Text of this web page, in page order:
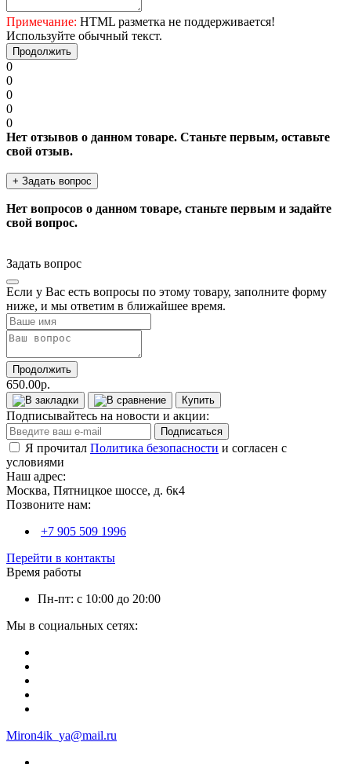
Примечание: HTML разметка не поддерживается!
Используйте обычный текст.
Продолжить
0
0
0
0
0
Нет отзывов о данном товаре. Станьте первым, оставьте
свой отзыв.
+ Задать вопрос
Нет вопросов о данном товаре, станьте первым и задайте
свой вопрос.
Задать вопрос
Если у Вас есть вопросы по этому товару, заполните форму
ниже, и мы ответим в ближайшее время.
Продолжить
650.00р.
Купить
Подписывайтесь на новости и акции:
Подписаться
Я прочитал Политика безопасности и согласен с
условиями
Наш адрес:
Москва, Пятницкое шоссе, д. 6к4
Позвоните нам:
+7 905 509 1996
Перейти в контакты
Время работы
Пн-пт: с 10:00 до 20:00
Мы в социальных сетях:
Miron4ik_ya@mail.ru